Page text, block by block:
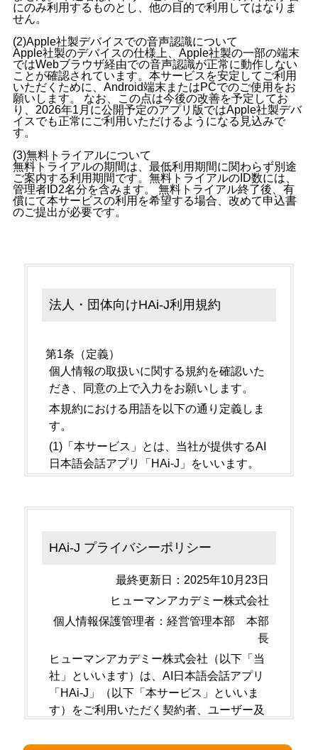
にのみ利用するものとし、他の目的で利用してはなりま
せん。
(2)Apple社製デバイスでの音声認識について
Apple社製のデバイスの仕様上、Apple社製の一部の端末
ではWebブラウザ経由での音声認識が正常に動作しない
ことが確認されています。本サービスを安定してご利用
いただくために、Android端末またはPCでのご使用をお
願いします。 なお、この点は今後の改善を予定してお
り、2026年1月に公開予定のアプリ版ではApple社製デバ
イスでも正常にご利用いただけるようになる見込みで
す。
(3)無料トライアルについて
無料トライアルの期間は、最低利用期間に関わらず別途
ご案内する利用期間です。無料トライアルのID数には、
管理者ID2名分を含みます。 無料トライアル終了後、有
償にて本サービスの利用を希望する場合、改めて申込書
のご提出が必要です。
法人・団体向けHAi-J利用規約
第1条（定義）
個人情報の取扱いに関する規約を確認いた
だき、同意の上で入力をお願いします。
本規約における用語を以下の通り定義しま
す。
(1)「本サービス」とは、当社が提供するAI
日本語会話アプリ「HAi-J」をいいます。
(2)「契約者」とは、当社と契約し、次号に
用環境を提供する法人・団体・学校などの
教育機関及び行政機関その他の団体（以下
「法人等」といいます。）をいいます。
(3)「共同利用者」とは、第７条１項の規定
により、契約者と共同して本サービスを利
用する者をいいます。
(4)「ユーザー」とは、本サービスの利用者
として、契約者が当社所定の方法で届け出
環境を提供され、本サービスを利用する個
HAi-J プライバシーポリシー
最終更新日：2025年10月23日
ヒューマンアカデミー株式会社
個人情報保護管理者：経営管理本部 本部
長
ヒューマンアカデミー株式会社（以下「当
社」といいます）は、AI日本語会話アプリ
「HAi-J」（以下「本サービス」といいま
す）をご利用いただく契約者、ユーザー及
ます）等の個人情報を適切に保護すること